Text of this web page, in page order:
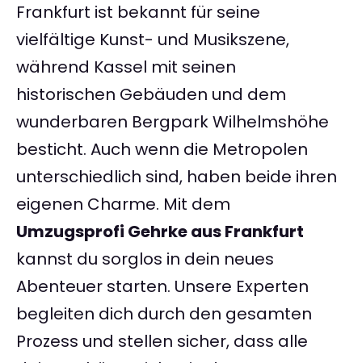
Frankfurt ist bekannt für seine
vielfältige Kunst- und Musikszene,
während Kassel mit seinen
historischen Gebäuden und dem
wunderbaren Bergpark Wilhelmshöhe
besticht. Auch wenn die Metropolen
unterschiedlich sind, haben beide ihren
eigenen Charme. Mit dem
Umzugsprofi Gehrke aus Frankfurt
kannst du sorglos in dein neues
Abenteuer starten. Unsere Experten
begleiten dich durch den gesamten
Prozess und stellen sicher, dass alle